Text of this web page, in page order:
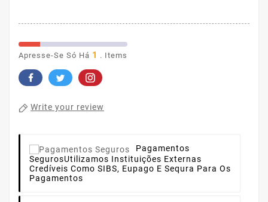
Apresse-Se Só Há 1 . Items
Write your review
Pagamentos
SegurosUtilizamos Instituições Externas
Credíveis Como SIBS, Eupago E Sequra Para Os
Pagamentos